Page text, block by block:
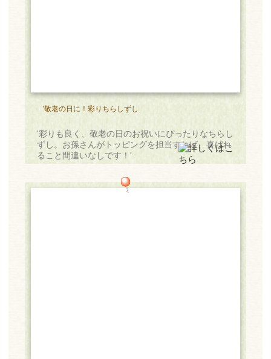
'敬老の日に！彩りちらしずし
'彩りも良く、敬老の日のお祝いにぴったりなちらし
ずし。お孫さんがトッピングを担当すれば、喜ばれ
ること間違いなしです！'